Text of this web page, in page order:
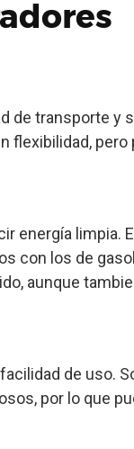
transporte
energía
con los de
aunque
de uso.
por lo que